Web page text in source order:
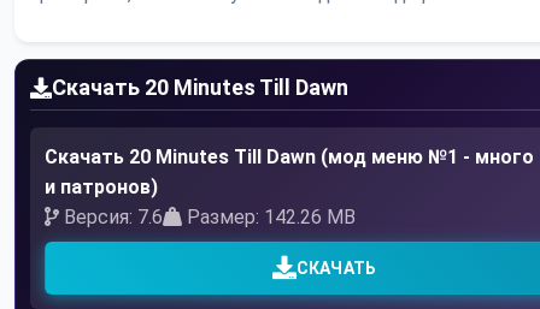
Скачать 20 Minutes Till Dawn
Скачать 20 Minutes Till Dawn (мод меню №1 - много
и патронов)
Версия: 7.6
Размер: 142.26 MB
СКАЧАТЬ